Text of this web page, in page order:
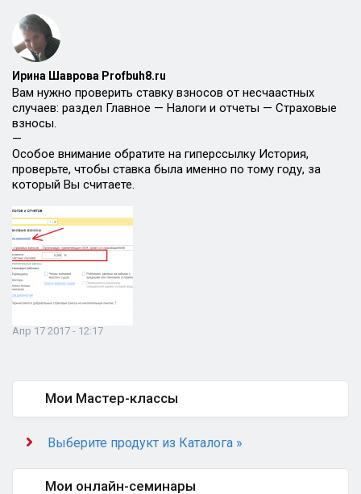
Ирина Шаврова Profbuh8.ru
Вам нужно проверить ставку взносов от несчаастных
случаев: раздел Главное — Налоги и отчеты — Страховые
взносы.
—
Особое внимание обратите на гиперссылку История,
проверьте, чтобы ставка была именно по тому году, за
который Вы считаете.
Апр 17 2017 - 12:17
Мои Мастер-классы
Выберите продукт из Каталога »
Мои онлайн-семинары